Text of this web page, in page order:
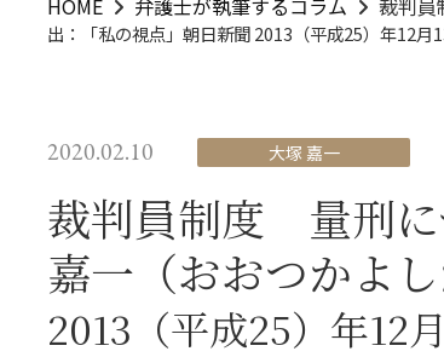
HOME 弁護士が執筆するコラム 裁判
出：「私の視点」朝日新聞 2013（平成25）年12月
2020.02.10 大塚 嘉一
裁判員制度 量刑
嘉一（おおつかよし
2013（平成25）年12